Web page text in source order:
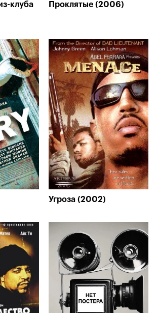
клуба
Проклятые (2006)
Угроза (2002)